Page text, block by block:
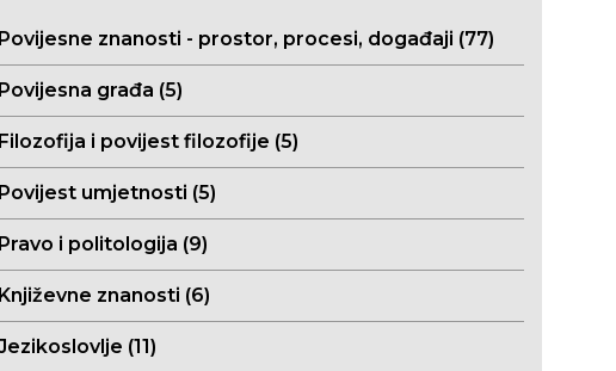
Povijesne znanosti - prostor, procesi, događaji (77)
Povijesna građa (5)
Filozofija i povijest filozofije (5)
Povijest umjetnosti (5)
Pravo i politologija (9)
Književne znanosti (6)
(11)